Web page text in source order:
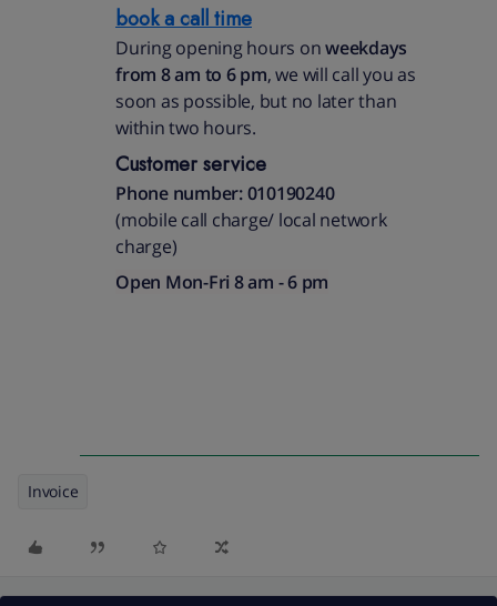
book a call time
During opening hours onweekdays
from 8 am to 6 pm, we will call you as
soon as possible, but no later than
within two hours.
Customer service
Phone number: 010190240
(mobile call charge/ local network
charge)​
Open Mon-Fri 8 am - 6 pm
Invoice